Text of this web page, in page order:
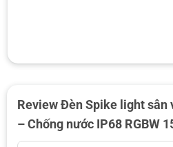
Review Đèn Spike light sân
– Chống nước IP68 RGBW